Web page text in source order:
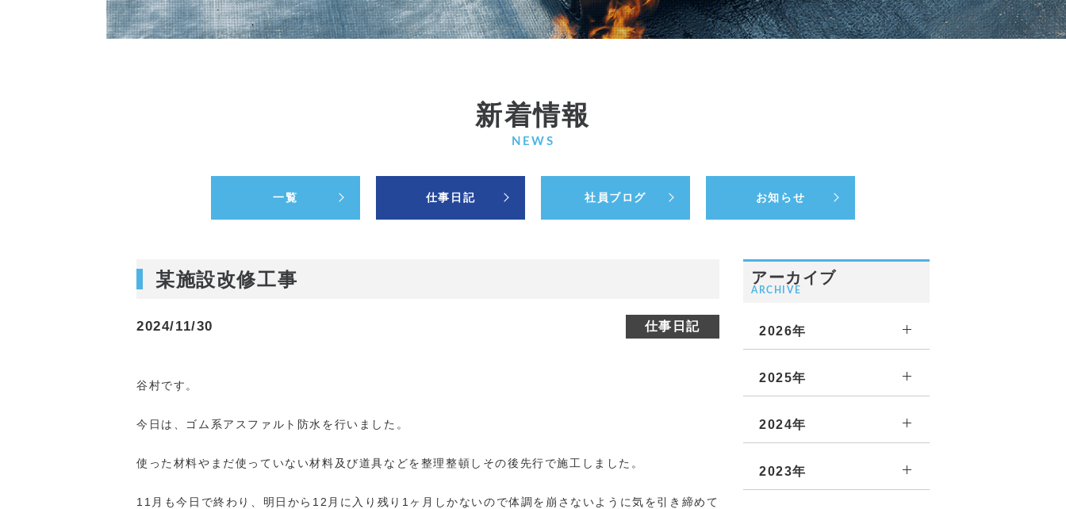
新着情報
NEWS
一覧 仕事日記 社員ブログ お知らせ
某施設改修工事
2024/11/30 仕事日記
谷村です。
今日は、ゴム系アスファルト防水を行いました。
使った材料やまだ使っていない材料及び道具などを整理整頓しその後先行で施工しました。
11月も今日で終わり、明日から12月に入り残り1ヶ月しかないので体調を崩さないように気を引き締めて
アーカイブ
ARCHIVE
2026年
2025年
2024年
2023年